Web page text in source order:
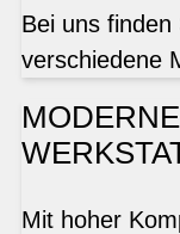
Bei uns
verschiedene
Mit hoher